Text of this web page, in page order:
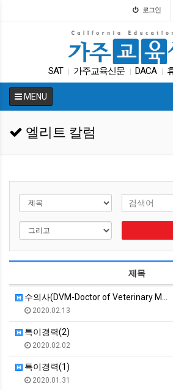
로그인
SAT 가주교육신문 DACA
캘리포니아 교육부 매그닛
MENU
엘리트 칼럼
제목
수의사(DVM-Doctor of Veterinary M…
2020.02.13
특이경력(2)
2020.02.02
특이경력(1)
2020.01.31